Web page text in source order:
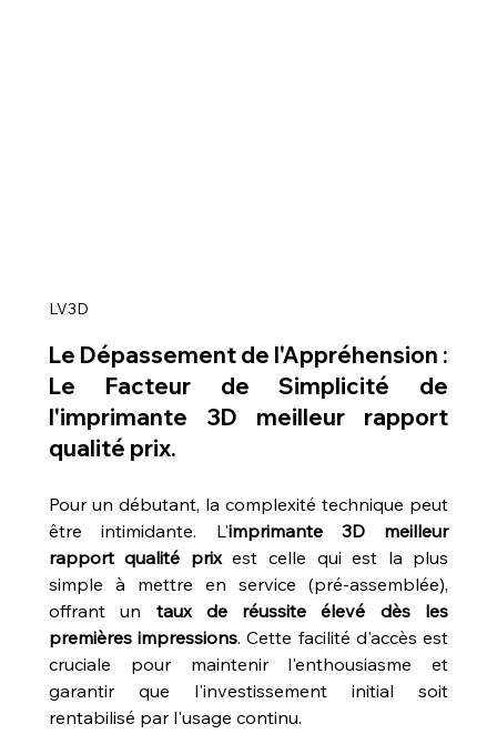
LV3D
Le Dépassement de l'Appréhension :
Le Facteur de Simplicité de
l'imprimante 3D meilleur rapport
qualité prix.
Pour un débutant, la complexité technique peut
être intimidante. L'imprimante 3D meilleur
rapport qualité prix est celle qui est la plus
simple à mettre en service (pré-assemblée),
offrant un taux de réussite élevé dès les
premières impressions. Cette facilité d'accès est
cruciale pour maintenir l'enthousiasme et
garantir que l'investissement initial soit
rentabilisé par l'usage continu.